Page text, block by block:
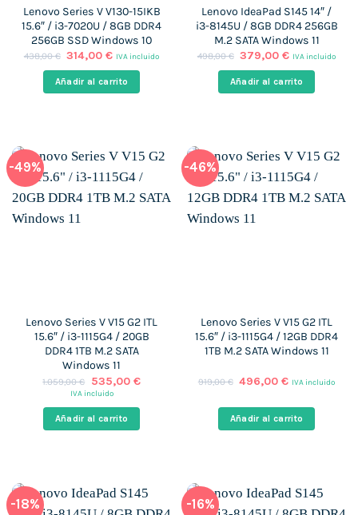
Lenovo Series V V130-15IKB
15.6″ / i3-7020U / 8GB DDR4
256GB SSD Windows 10
438,00€ El
original
era:
314,00€El
actual
es:
IVA incluido
Añadir al carrito
Lenovo IdeaPad S145 14″ /
i3-8145U / 8GB DDR4 256GB
M.2 SATA Windows 11
498,00€ El
original
era:
379,00€El
actual
es:
IVA incluido
Añadir al carrito
-49%
Lenovo Series V V15 G2 ITL
15.6″ / i3-1115G4 / 20GB
DDR4 1TB M.2 SATA
Windows 11
1.059,00€
El
precio
era:
1.059,00 €.
535,00 €El
es:
535,00 €.
IVA incluido
Añadir al carrito
-46%
Lenovo Series V V15 G2 ITL
15.6″ / i3-1115G4 / 12GB DDR4
1TB M.2 SATA Windows 11
919,00€ El
era:
919,00 €.
496,00€El
es:
496,00 €.
IVA incluido
Añadir al carrito
-18% -16%